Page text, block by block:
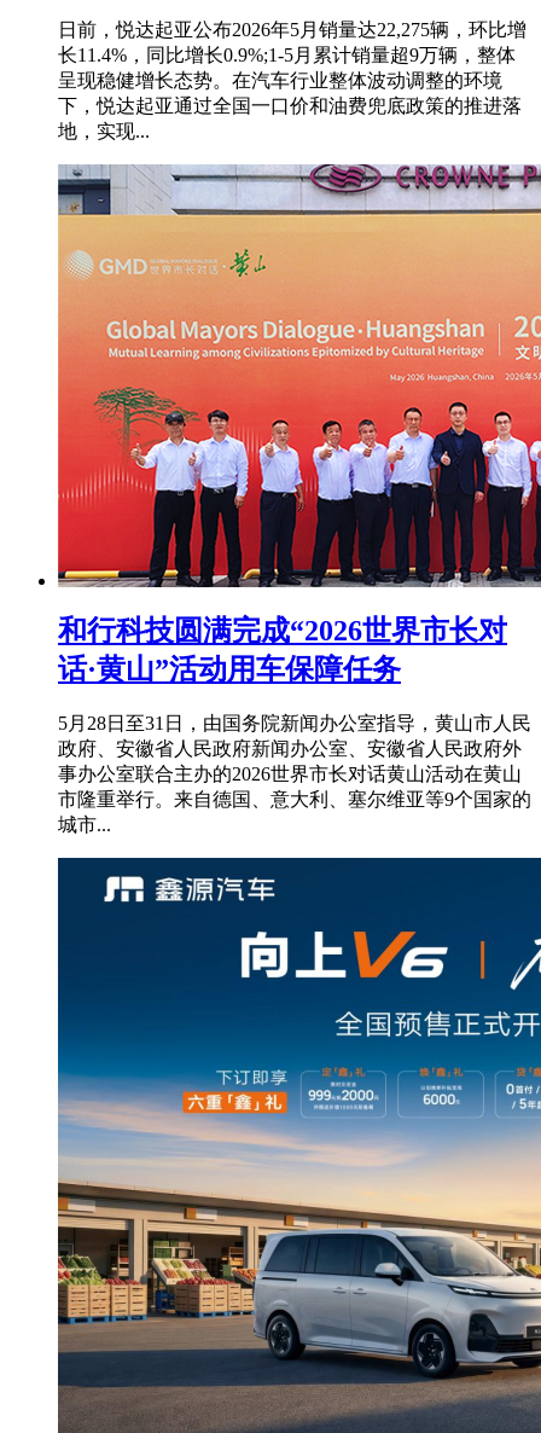
日前，悦达起亚公布2026年5月销量达22,275辆，环比增
长11.4%，同比增长0.9%;1-5月累计销量超9万辆，整体
呈现稳健增长态势。在汽车行业整体波动调整的环境
下，悦达起亚通过全国一口价和油费兜底政策的推进落
地，实现...
和行科技圆满完成“2026世界市长对
话·黄山”活动用车保障任务
5月28日至31日，由国务院新闻办公室指导，黄山市人民
政府、安徽省人民政府新闻办公室、安徽省人民政府外
事办公室联合主办的2026世界市长对话黄山活动在黄山
市隆重举行。来自德国、意大利、塞尔维亚等9个国家的
城市...